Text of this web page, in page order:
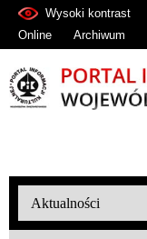
Wysoki kontrast
Online
Archiwum